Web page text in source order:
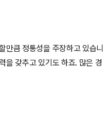
만큼 정통성을 주장하고 있습니
을 갖추고 있기도 하죠. 많은 경